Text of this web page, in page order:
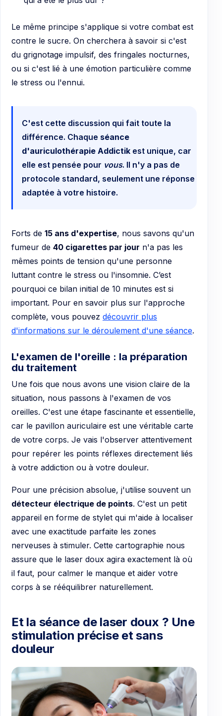
Le même principe s'applique si votre combat est
contre le sucre. On cherchera à savoir si c'est
du grignotage impulsif, des fringales nocturnes,
ou si c'est lié à une émotion particulière comme
le stress ou l'ennui.
C'est cette discussion qui fait toute la
différence. Chaque séance
d'auriculothérapie Addictik est unique, car
elle est pensée pour vous. Il n'y a pas de
protocole standard, seulement une réponse
adaptée à votre histoire.
Forts de 15 ans d'expertise, nous savons qu'un
fumeur de 40 cigarettes par jour n'a pas les
mêmes points de tension qu'une personne
luttant contre le stress ou l'insomnie. C’est
pourquoi ce bilan initial de 10 minutes est si
important. Pour en savoir plus sur l'approche
complète, vous pouvez découvrir plus
d'informations sur le déroulement d'une séance.
L'examen de l'oreille : la préparation
du traitement
Une fois que nous avons une vision claire de la
situation, nous passons à l'examen de vos
oreilles. C'est une étape fascinante et essentielle,
car le pavillon auriculaire est une véritable carte
de votre corps. Je vais l'observer attentivement
pour repérer les points réflexes directement liés
à votre addiction ou à votre douleur.
Pour une précision absolue, j'utilise souvent un
détecteur électrique de points. C'est un petit
appareil en forme de stylet qui m'aide à localiser
avec une exactitude parfaite les zones
nerveuses à stimuler. Cette cartographie nous
assure que le laser doux agira exactement là où
il faut, pour calmer le manque et aider votre
corps à se rééquilibrer naturellement.
Et la séance de laser doux ? Une
stimulation précise et sans
douleur